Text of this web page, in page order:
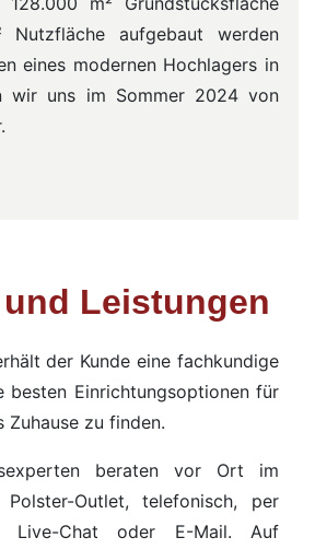
Nutzfläche aufgebaut werden
eines modernen Hochlagers in
wir uns im Sommer 2024 von
Leistungen
der Kunde eine fachkundige
besten Einrichtungsoptionen für
Zuhause zu finden.
beraten vor Ort im
Outlet, telefonisch, per
Live-Chat oder E-Mail. Auf